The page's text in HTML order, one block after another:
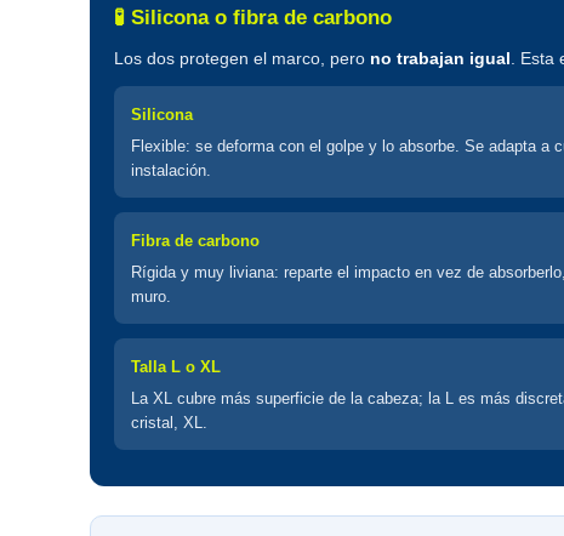
🧪 Silicona o fibra de carbono
Los dos protegen el marco, pero no trabajan igual .
Silicona
Flexible: se deforma con el golpe y lo absorbe. Se adapta a
instalación.
Fibra de carbono
Rígida y muy liviana: reparte el impacto en vez de
muro.
Talla L o XL
La XL cubre más superficie de la cabeza; la L es más
cristal, XL.